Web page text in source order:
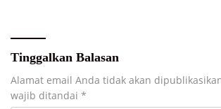
Tinggalkan Balasan
Alamat email Anda tidak akan
wajib ditandai *